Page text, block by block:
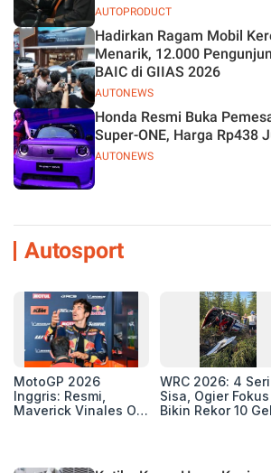
AUTOPRODUCT
AUTONEWS
Hadirkan Ragam Mobil
Menarik, 12.000
BAIC di GIIAS 2026
AUTONEWS
Honda Resmi Buka
Super-ONE, Harga Rp438
Autosport
MotoGP 2026
Inggris: Resmi,
Maverick Vinales Out
Selanjutnya Belum
WRC 2026: 4 Seri
Sisa, Ogier Fokus
Bikin Rekor 10